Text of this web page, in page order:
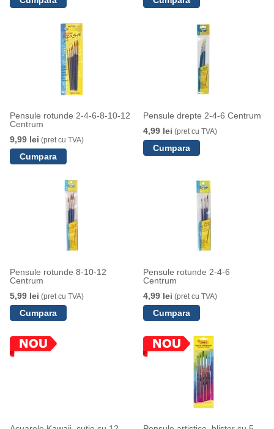
Pensule rotunde 2-4-6-8-10-12
Centrum
9,99 lei (pret cu TVA)
Pensule drepte 2-4-6 Centrum
4,99 lei (pret cu TVA)
Pensule rotunde 8-10-12
Centrum
5,99 lei (pret cu TVA)
Pensule rotunde 2-4-6
Centrum
4,99 lei (pret cu TVA)